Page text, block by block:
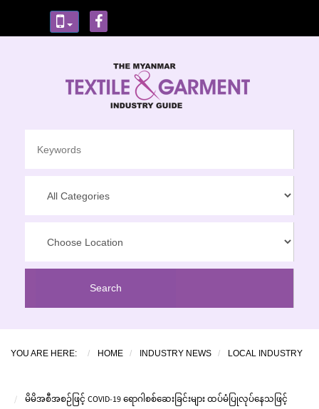
YOU ARE HERE: HOME INDUSTRY NEWS LOCAL INDUSTRY
မိမိအစီအစဉ်ဖြင့် COVID-19 ရောဂါစစ်ဆေးခြင်းများ ထပ်မံပြုလုပ်နေသဖြင့်